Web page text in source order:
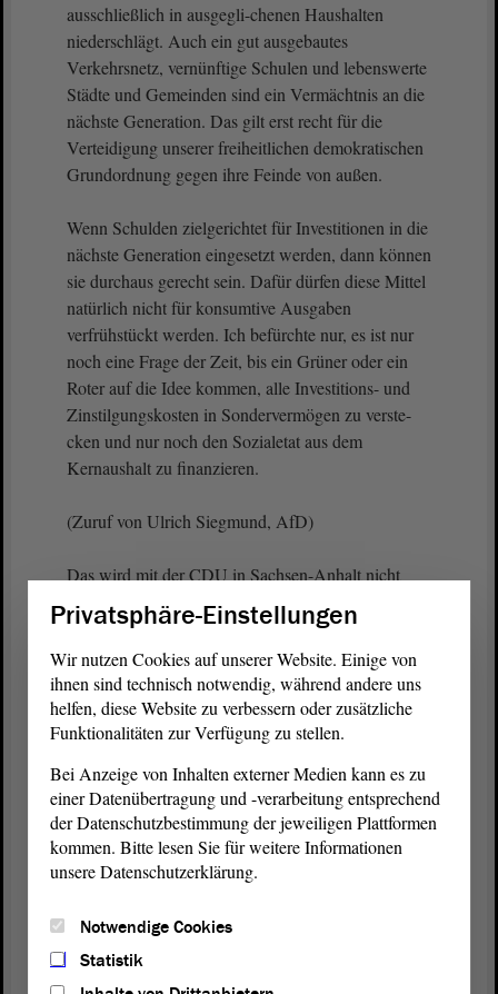
ausschließlich in ausgegli-chenen Haushalten
niederschlägt. Auch ein gut ausgebautes
Verkehrsnetz, vernünftige Schulen und lebenswerte
Städte und Gemeinden sind ein Vermächtnis an die
nächste Generation. Das gilt erst recht für die
Verteidigung unserer freiheitlichen demokratischen
Grundordnung gegen ihre Feinde von außen.
Wenn Schulden zielgerichtet für Investitionen in die
nächste Generation eingesetzt werden, dann können
sie durchaus gerecht sein. Dafür dürfen diese Mittel
natürlich nicht für konsumtive Ausgaben
verfrühstückt werden. Ich befürchte nur, es ist nur
noch eine Frage der Zeit, bis ein Grüner oder ein
Roter auf die Idee kommen, alle Investitions- und
Zinstilgungskosten in Sondervermögen zu verste-
cken und nur noch den Sozialetat aus dem
Kernaushalt zu finanzieren.
(Zuruf von Ulrich Siegmund, AfD)
Das wird mit der CDU in Sachsen-Anhalt nicht
machbar sein.
(Zustimmung bei der CDU - Ulrich Siegmund,
AfD: Bis zur Wahl!)
Wir wollen und wir werden sicherstellen, dass die
den.
Damit kommen wir auch schon zu dem 500-
Milliarden-€-Paket, das in die Infrastruktur fließen
die Notwendigkeit eines gut ausgebauten Verkehrs-
Privatsphäre-Einstellungen
Wir nutzen Cookies auf unserer Website. Einige von
ihnen sind technisch notwendig, während andere uns
helfen, diese Website zu verbessern oder zusätzliche
Funktionalitäten zur Verfügung zu stellen.
Bei Anzeige von Inhalten externer Medien kann es zu
einer Datenübertragung und -verarbeitung entsprechend
der Datenschutzbestimmung der jeweiligen Plattformen
kommen. Bitte lesen Sie für weitere Informationen
unsere Datenschutzerklärung.
Notwendige Cookies
Statistik